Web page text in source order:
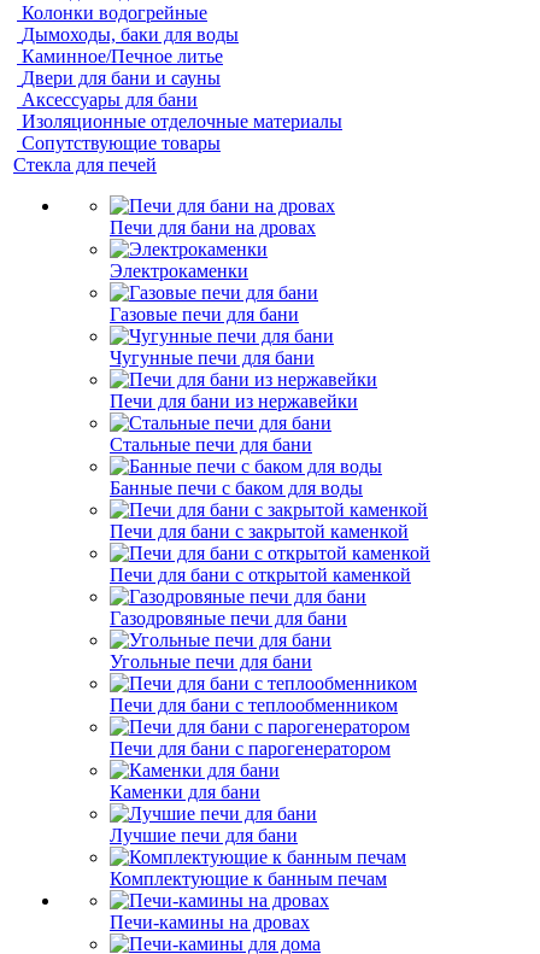
Колонки водогрейные
Дымоходы, баки для воды
Каминное/Печное литье
Двери для бани и сауны
Аксессуары для бани
Изоляционные отделочные материалы
Сопутствующие товары
Стекла для печей
Печи для бани на дровах
Электрокаменки
Газовые печи для бани
Чугунные печи для бани
Печи для бани из нержавейки
Стальные печи для бани
Банные печи с баком для воды
Печи для бани с закрытой каменкой
Печи для бани с открытой каменкой
Газодровяные печи для бани
Угольные печи для бани
Печи для бани с теплообменником
Печи для бани с парогенератором
Каменки для бани
Лучшие печи для бани
Комплектующие к банным печам
Печи-камины на дровах